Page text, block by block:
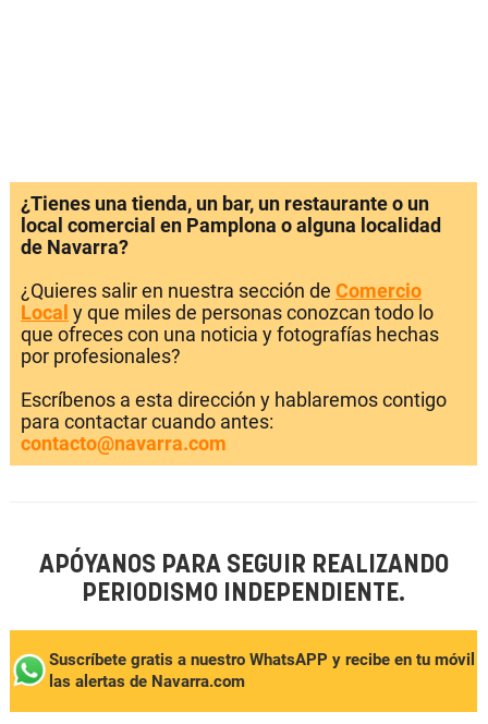
¿Tienes una tienda, un bar, un restaurante o un
local comercial en Pamplona o alguna localidad
de Navarra?
¿Quieres salir en nuestra sección de Comercio
Local y que miles de personas conozcan todo lo
que ofreces con una noticia y fotografías hechas
por profesionales?
Escríbenos a esta dirección y hablaremos contigo
para contactar cuando antes:
contacto@navarra.com
APÓYANOS PARA SEGUIR REALIZANDO
PERIODISMO INDEPENDIENTE.
Suscríbete gratis a nuestro WhatsAPP y recibe en tu móvil
las alertas de Navarra.com